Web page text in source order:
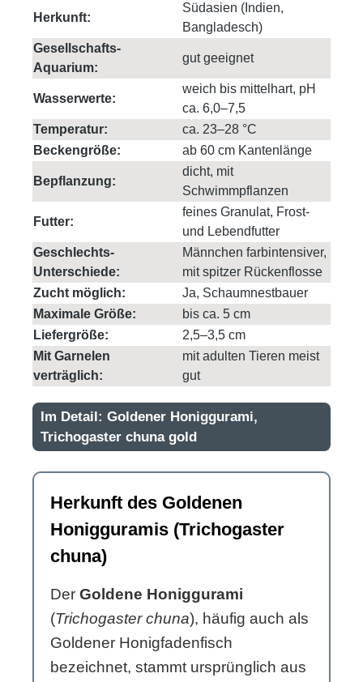
Herkunft:
Südasien (Indien,
Bangladesch)
Gesellschafts-
Aquarium:
gut geeignet
Wasserwerte:
weich bis mittelhart, pH
ca. 6,0–7,5
Temperatur:
ca. 23–28 °C
Beckengröße:
ab 60 cm Kantenlänge
Bepflanzung:
dicht, mit
Schwimmpflanzen
Futter:
feines Granulat, Frost-
und Lebendfutter
Geschlechts-
Unterschiede:
Männchen farbintensiver,
mit spitzer Rückenflosse
Zucht möglich:
Ja, Schaumnestbauer
Maximale Größe:
bis ca. 5 cm
Liefergröße:
2,5–3,5 cm
Mit Garnelen
verträglich:
mit adulten Tieren meist
gut
Im Detail: Goldener Honiggurami,
Trichogaster chuna gold
Herkunft des Goldenen
Honigguramis (Trichogaster
chuna)
Der Goldene Honiggurami
(Trichogaster chuna), häufig auch als
Goldener Honigfadenfisch
bezeichnet, stammt ursprünglich aus